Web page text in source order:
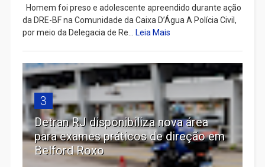
Homem foi preso e adolescente apreendido durante ação
da DRE-BF na Comunidade da Caixa D’Água A Polícia Civil,
por meio da Delegacia de Re...
Leia Mais
3
Detran RJ disponibiliza nova área
para exames práticos de direção em
Belford Roxo